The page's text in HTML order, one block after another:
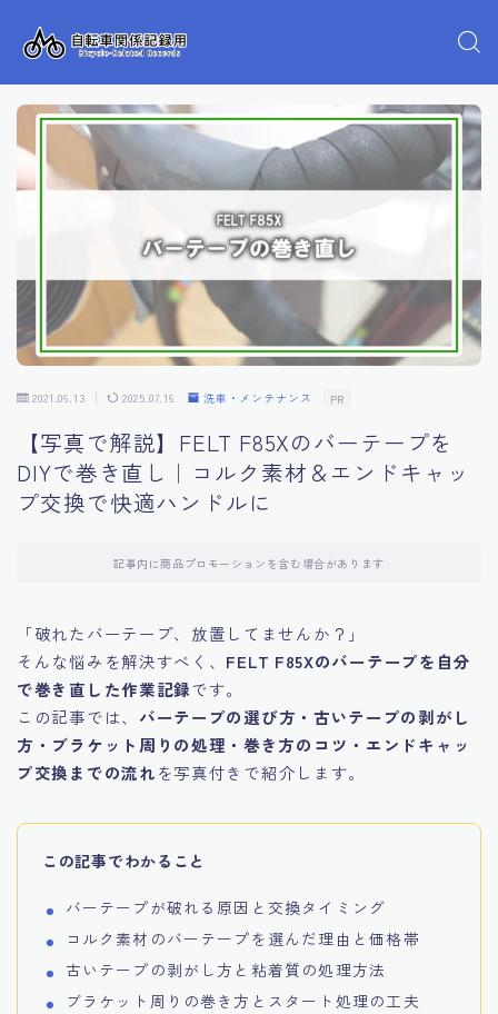
2021.06.13 2025.07.16 洗車・メンテナンス PR
【写真で解説】FELT F85Xのバーテープを
DIYで巻き直し｜コルク素材＆エンドキャッ
プ交換で快適ハンドルに
記事内に商品プロモーションを含む場合があります
「破れたバーテープ、放置してませんか？」
そんな悩みを解決すべく、 FELT F85Xのバーテープを自分
で巻き直した作業記録です。
この記事では、 バーテープの選び方・古いテープの剥がし
方・ブラケット周りの処理・巻き方のコツ・エンドキャッ
プ交換までの流れを写真付きで紹介します。
この記事でわかること
バーテープが破れる原因と交換タイミング
コルク素材のバーテープを選んだ理由と価格帯
古いテープの剥がし方と粘着質の処理方法
ブラケット周りの巻き方とスタート処理の工夫